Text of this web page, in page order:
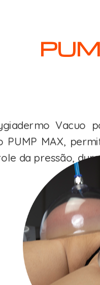
Vacuo
PUMP MAX,
da pressão,